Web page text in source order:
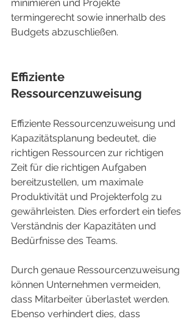
minimieren und Projekte
termingerecht sowie innerhalb des
Budgets abzuschließen.
Effiziente
Ressourcenzuweisung
Effiziente Ressourcenzuweisung und
Kapazitätsplanung bedeutet, die
richtigen Ressourcen zur richtigen
Zeit für die richtigen Aufgaben
bereitzustellen, um maximale
Produktivität und Projekterfolg zu
gewährleisten. Dies erfordert ein tiefes
Verständnis der Kapazitäten und
Bedürfnisse des Teams.
Durch genaue Ressourcenzuweisung
können Unternehmen vermeiden,
dass Mitarbeiter überlastet werden.
Ebenso verhindert dies, dass